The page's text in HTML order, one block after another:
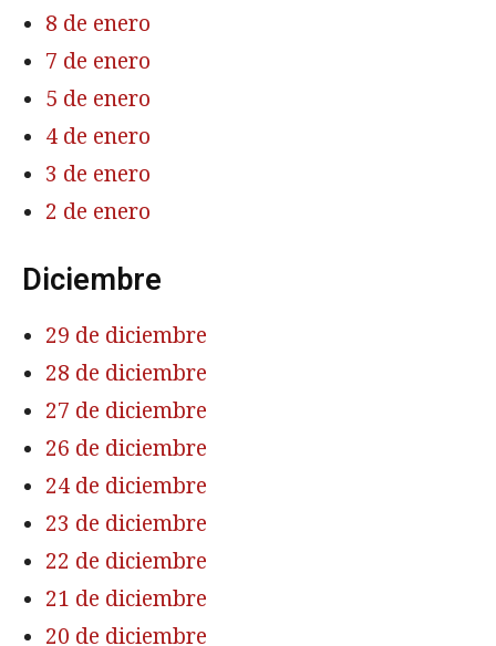
8 de enero
7 de enero
5 de enero
4 de enero
3 de enero
2 de enero
Diciembre
29 de diciembre
28 de diciembre
27 de diciembre
26 de diciembre
24 de diciembre
23 de diciembre
22 de diciembre
21 de diciembre
20 de diciembre